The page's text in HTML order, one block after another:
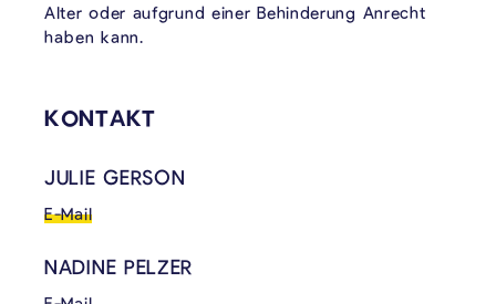
Alter oder aufgrund einer Behinderung Anrecht
haben kann.
KONTAKT
JULIE GERSON
E-Mail
NADINE PELZER